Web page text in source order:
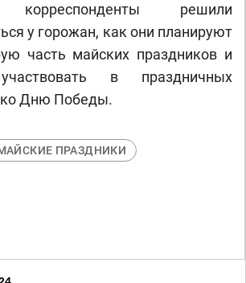
решили
у горожан, как они планируют
часть майских праздников и
в праздничных
ко Дню Победы.
ПРАЗДНИКИ